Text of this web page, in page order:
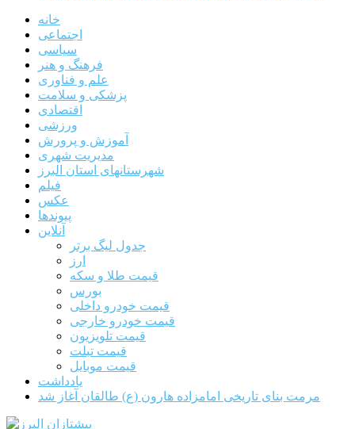
خانه
اجتماعی
سیاسی
فرهنگ و هنر
علم و فناوری
پزشکی و سلامت
اقتصادی
ورزشی
آموزش و پرورش
مدیریت شهری
شهرستانهای استان البرز
فیلم
عکس
پیوندها
آنلاین
جدول لیگ برتر
ارز
قیمت طلا و سکه
بورس
قیمت خودرو داخلی
قیمت خودرو خارجی
قیمت تلویزیون
قیمت تبلت
قیمت موبایل
یادداشت
مرمت بنای تاریخی امامزاده هارون (ع) طالقان آغاز شد